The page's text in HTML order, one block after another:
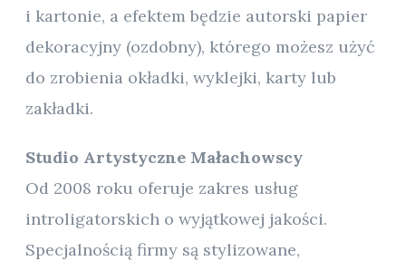
i kartonie, a efektem będzie autorski papier
dekoracyjny (ozdobny), którego możesz użyć
do zrobienia okładki, wyklejki, karty lub
zakładki.
Studio Artystyczne Małachowscy
Od 2008 roku oferuje zakres usług
introligatorskich o wyjątkowej jakości.
Specjalnością firmy są stylizowane,